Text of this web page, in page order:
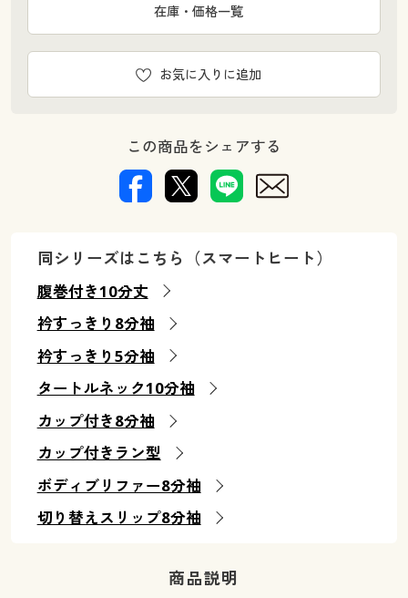
お気に入りに追加
在庫・価格一覧
この商品をシェアする
同シリーズはこちら（スマートヒート）
腹巻付き10分丈
衿すっきり8分袖
衿すっきり5分袖
タートルネック10分袖
カップ付き8分袖
カップ付きラン型
ボディブリファー8分袖
切り替えスリップ8分袖
商品説明